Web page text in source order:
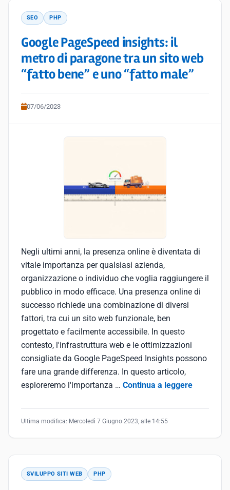
SEO PHP
Google PageSpeed insights: il
metro di paragone tra un sito web
“fatto bene” e uno “fatto male”
07/06/2023
Negli ultimi anni, la presenza online è diventata di
vitale importanza per qualsiasi azienda,
organizzazione o individuo che voglia raggiungere il
pubblico in modo efficace. Una presenza online di
successo richiede una combinazione di diversi
fattori, tra cui un sito web funzionale, ben
progettato e facilmente accessibile. In questo
contesto, l'infrastruttura web e le ottimizzazioni
consigliate da Google PageSpeed Insights possono
fare una grande differenza. In questo articolo,
esploreremo l'importanza … Continua a leggere
Ultima modifica: Mercoledì 7 Giugno 2023, alle 14:55
SVILUPPO SITI WEB PHP